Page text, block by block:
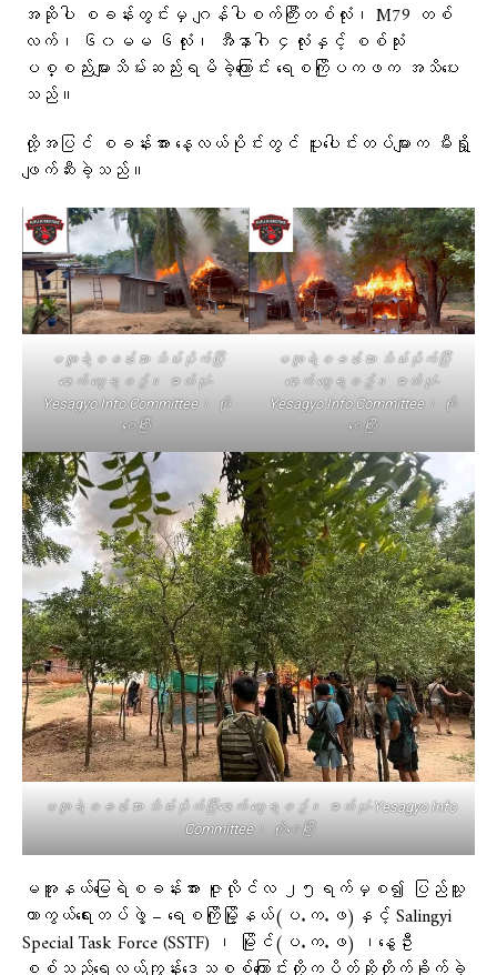
အဆိုပါ စခန်းတွင်းမှ ဂျန်ပါစက်ကြီးတစ်လုံး၊ M79 တစ်
လက်၊ ၆၀မမ ၆လုံး၊ အီနာဂါ ၄လုံးနှင့် စစ်သုံး
ပစ္စည်းများသိမ်းဆည်းရမိခဲ့ကြောင်း ရေစကြိုပကဖက အသိပေး
သည်။
ထို့အပြင် စခန်းအား နေ့လယ်ပိုင်းတွင် ပူးပေါင်းတပ်များက မီးရှို့
ဖျက်ဆီးခဲ့သည်။
မအူရဲစခန်းအား သိမ်းပိုက်ပြီး
နောက် တွေ့ရစဥ်။ ဓာတ်ပုံ-
Yesagyo Info Committee၊ ကို
ဝေကြီး
မအူရဲစခန်းအား သိမ်းပိုက်ပြီး
နောက် တွေ့ရစဥ်။ ဓာတ်ပုံ-
Yesagyo Info Committee၊ ကို
ဝေကြီး
မအူရဲစခန်းအား သိမ်းပိုက်ပြီးနောက် တွေ့ရစဥ်။ ဓာတ်ပုံ-Yesagyo Info
Committee၊ ကိုဝေကြီး
မအူနယ်မြေရဲစခန်းအား ဇူလိုင်လ ၂၅ရက်မှစ၍ ပြည်သူ့
ကာကွယ်ရေးတပ်ဖွဲ့ – ရေစကြိုမြို့နယ်(ပ.က.ဖ)နှင့် Salingyi
Special Task Force (SSTF) ၊ မြိုင်(ပ.က.ဖ) ၊နွေဦး